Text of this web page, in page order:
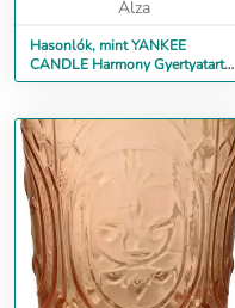
Alza
Hasonlók, mint YANKEE
CANDLE Harmony Gyertyatartó,
nagy